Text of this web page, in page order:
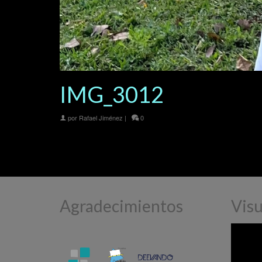
IMG_3012
por Rafael Jiménez | 0
Agradecimientos